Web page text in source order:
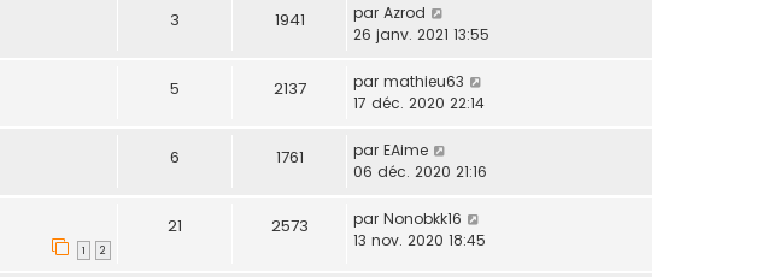
3 1941 par Azrod
26 janv. 2021 13:55
5 2137 par mathieu63
17 déc. 2020 22:14
6 1761 par EAime
06 déc. 2020 21:16
1 2
21 2573 par Nonobkk16
13 nov. 2020 18:45